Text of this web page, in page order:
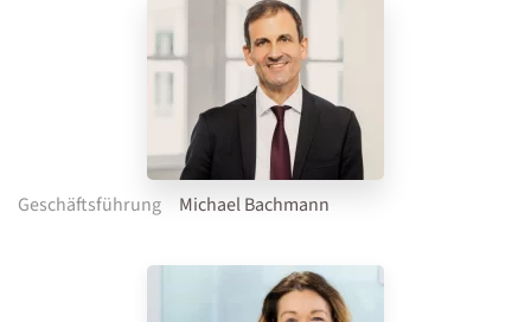
Geschäftsführung Michael Bachmann